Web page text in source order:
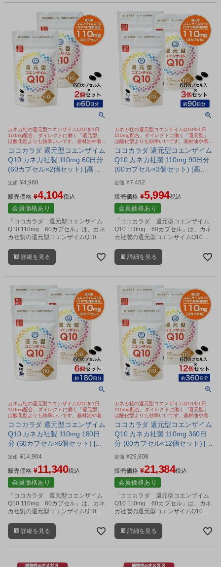
カネカ社の還元型コエンザイムQ10を1日
110mg配合。ダイレクトに働く「還元型」
は酸化型よりも効率いいです。基材油や着色
カプセルにもこだわり。
ココカラダ 還元型コエンザイム
Q10 カネカ社製 110mg 60日分
(60カプセル×2個セット) [高含
有/還元型COQ10] ※ネコポス対
応商品
定価 ¥4,968
販売価格 ¥4,104税込
会員価格あり
「ココカラダ 還元型コエンザイム
Q10 110mg 60カプセル」は、カネ
カ社製の還元型コエンザイムQ10
た、高含有サプリメントです。
詳細を見る
カネカ社の還元型コエンザイムQ10を1日
110mg配合。ダイレクトに働く「還元型」
は酸化型よりも効率いいです。基材油や着色
カプセルにもこだわり。
ココカラダ 還元型コエンザイム
Q10 カネカ社製 110mg 90日分
(60カプセル×3個セット) [高含
有/還元型COQ10] ※ネコポス対
応商品
定価 ¥7,452
販売価格 ¥5,994税込
会員価格あり
「ココカラダ 還元型コエンザイム
Q10 110mg 60カプセル」は、カネ
カ社製の還元型コエンザイムQ10
た、高含有サプリメントです。
詳細を見る
カネカ社の還元型コエンザイムQ10を1日
110mg配合。ダイレクトに働く「還元型」
は酸化型よりも効率いいです。基材油や着色
カプセルにもこだわり。
ココカラダ 還元型コエンザイム
Q10 カネカ社製 110mg 180日
分 (60カプセル×6個セット) [高
含有/還元型COQ10] ※ネコポス
対応商品
定価 ¥14,904
販売価格 ¥11,340税込
会員価格あり
「ココカラダ 還元型コエンザイム
Q10 110mg 60カプセル」は、カネ
カ社製の還元型コエンザイムQ10
た、高含有サプリメントです。
詳細を見る
カネカ社の還元型コエンザイムQ10を1日
110mg配合。ダイレクトに働く「還元型」
は酸化型よりも効率いいです。基材油や着色
カプセルにもこだわり。
ココカラダ 還元型コエンザイム
Q10 カネカ社製 110mg 360日
分 (60カプセル×12個セット) [高
含有/還元型COQ10]
定価 ¥29,808
販売価格 ¥21,384税込
会員価格あり
「ココカラダ 還元型コエンザイム
Q10 110mg 60カプセル」は、カネ
カ社製の還元型コエンザイムQ10
た、高含有サプリメントです。
詳細を見る